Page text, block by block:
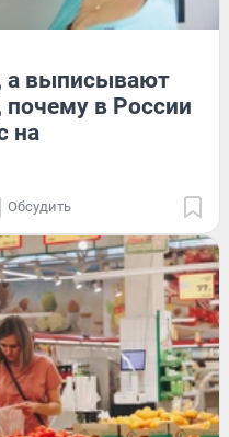
а выписывают
почему в России
на
Обсудить